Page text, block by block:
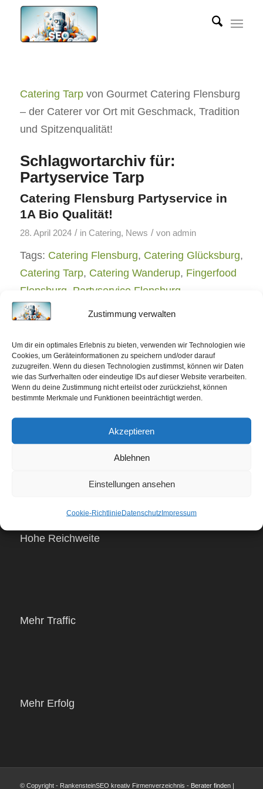
Zustimmung verwalten
Um dir ein optimales Erlebnis zu bieten, verwenden wir Technologien wie
Cookies, um Geräteinformationen zu speichern und/oder darauf
zuzugreifen. Wenn du diesen Technologien zustimmst, können wir Daten
wie das Surfverhalten oder eindeutige IDs auf dieser Website verarbeiten.
Wenn du deine Zustimmung nicht erteilst oder zurückziehst, können
bestimmte Merkmale und Funktionen beeinträchtigt werden.
Akzeptieren
Ablehnen
Einstellungen ansehen
Cookie-RichtlinieDatenschutzImpressum
Catering Tarpvon Gourmet Catering Flensburg
– der Caterer vor Ort mit Geschmack, Tradition
und Spitzenqualität!
Schlagwortarchiv für:
Partyservice Tarp
Catering Flensburg Partyservice in
1A Bio Qualität!
28. April 2024 / in Catering, News / von admin
Tags: Catering Flensburg, Catering Glücksburg,
Catering Tarp, Catering Wanderup, Fingerfood
Flensburg Partyservice Flensburg
Partyservice Glücksburg
Partyservice Tarp
…
Hohe Reichweite
Mehr Traffic
Mehr Erfolg
© Copyright - RankensteinSEO kreativ Firmenverzeichnis - Berater finden|